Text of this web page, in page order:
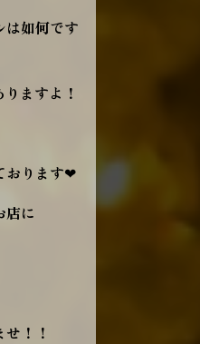
は如何です
ますよ！
おります❤
店に
！！